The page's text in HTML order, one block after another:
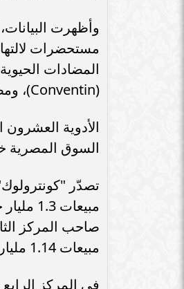
وأظهرت
مستحضرات
المضادات
(Conventin)، ومضادات الالتهاب والتورم، ومطهر ومعقم للجروح.
السوق المصرية خلال
مبيعات 1.14 مليار جنيه.
سامر شقير: التحولات الأوروبية تفتح
جديداً للاستثمار في الطاقة